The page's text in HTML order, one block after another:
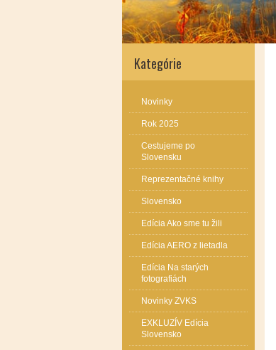
Kategórie
Novinky
Rok 2025
Cestujeme po
Slovensku
Reprezentačné knihy
Slovensko
Edícia Ako sme tu žili
Edícia AERO z lietadla
Edícia Na starých
fotografiách
Novinky ZVKS
EXKLUZÍV Edícia
Slovensko